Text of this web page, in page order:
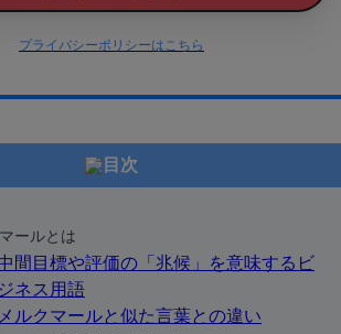
プライバシーポリシーはこちら
目次
ールとは
間目標や評価の「兆候」を意味するビ
ジネス用語
メルクマールと似た言葉との違い